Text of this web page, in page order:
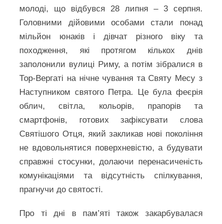
молоді, що відбувся 28 липня – 3 серпня.
Головними дійовими особами стали понад
мільйон юнаків і дівчат різного віку та
походження, які протягом кількох днів
заполонили вулиці Риму, а потім зібралися в
Тор-Вергаті на нічне чування та Святу Месу з
Наступником святого Петра. Це була феєрія
облич, світла, кольорів, прапорів та
смартфонів, готових зафіксувати слова
Святішого Отця, який закликав нові покоління
не вдовольнятися поверхневістю, а будувати
справжні стосунки, долаючи перенасиченість
комунікаціями та відсутність спілкування,
прагнучи до святості.
Про ті дні в пам’яті також закарбувалася